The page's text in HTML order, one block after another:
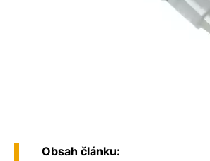
Obsah článku: